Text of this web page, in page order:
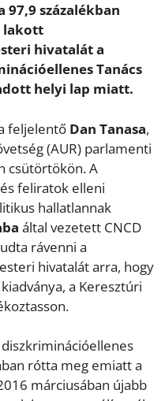
97,9 százalékban
lakott
hivatalát a
Tanács
helyi lap miatt.
feljelentő Dan Tanasa,
(AUR) parlamenti
csütörtökön. A
feliratok elleni
hallatlannak
által vezetett CNCD
rávenni a
hivatalát arra, hogy
a Keresztúri
rótta meg emiatt a
márciusában újabb